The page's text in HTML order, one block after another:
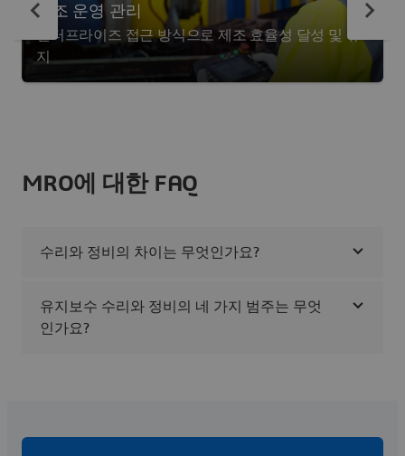
제조 운영 관리
엔터프라이즈 접근 방식으로 제조 효율성 달성 및 유
지
MRO에 대한 FAQ
수리와 정비의 차이는 무엇인가요?
유지보수 수리와 정비의 네 가지 범주는 무엇
인가요?